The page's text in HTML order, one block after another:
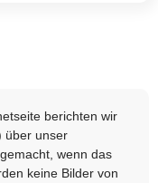
berichten wir
über unser
wenn das
keine Bilder von